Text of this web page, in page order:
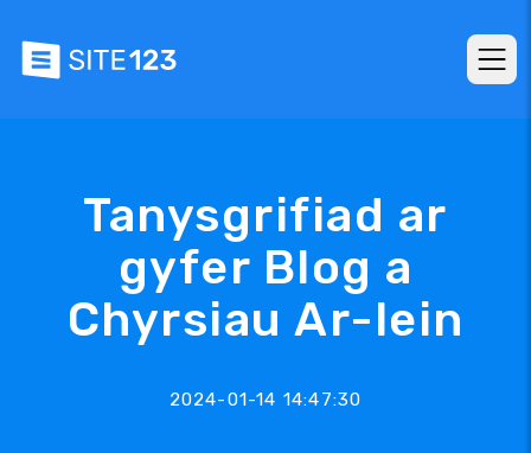
Tanysgrifiad ar
gyfer Blog a
Chyrsiau Ar-lein
2024-01-14 14:47:30